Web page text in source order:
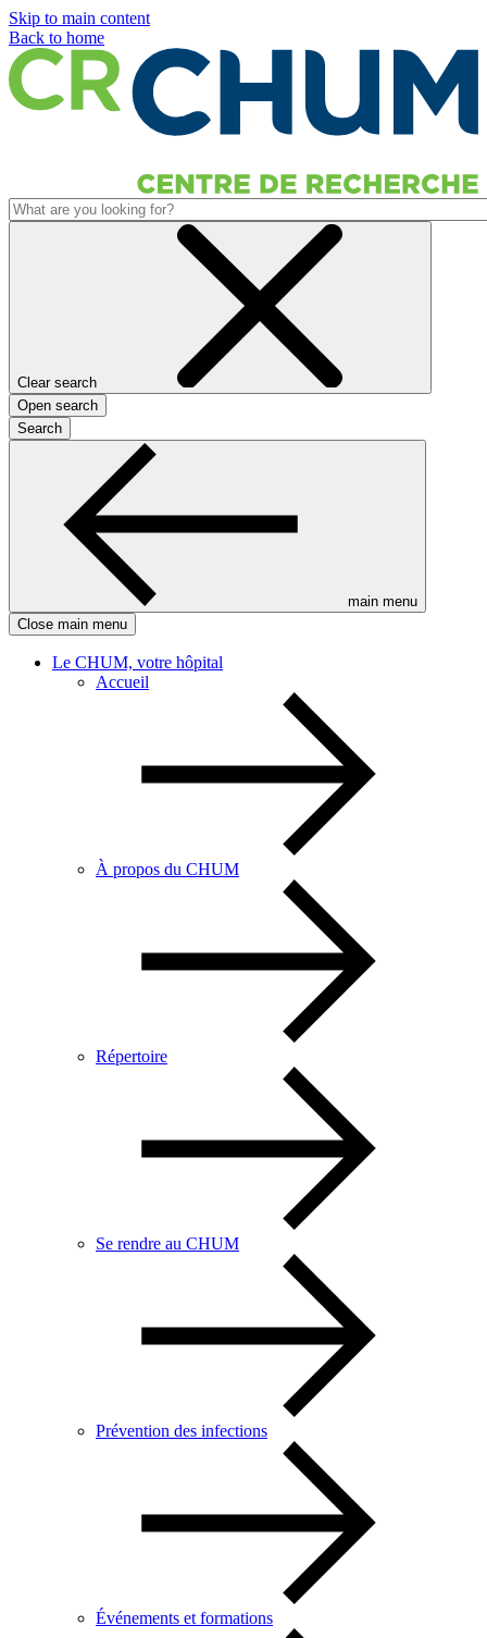
Skip to main content
Back to home
Clear search
Open search
Search
main menu
Close main menu
Le CHUM, votre hôpital
Accueil
À propos du CHUM
Répertoire
Se rendre au CHUM
Prévention des infections
Événements et formations